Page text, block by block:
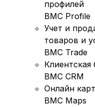
профилей
BMC Profile
Учет и
товаров и
BMC Trade
Клиентская
BMC CRM
Онлайн
BMC Maps